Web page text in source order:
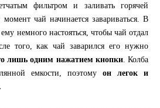
фильтром и заливать горячей
чай начинается завариваться. В
немного настояться, чтобы чай отдал
того, как чай заварился его нужно
лишь одним нажатием кнопки. Колба
емкости, поэтому он легок и